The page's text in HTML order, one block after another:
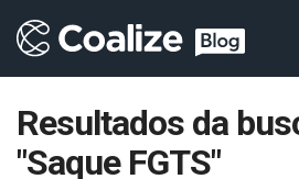
Resultados da
"Saque FGTS"